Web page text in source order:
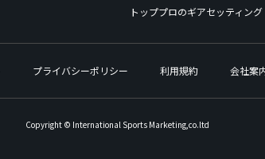
トッププロのギアセッティング
プライバシーポリシー 利用規約 会社案
Copyright © International Sports Marketing,co.ltd